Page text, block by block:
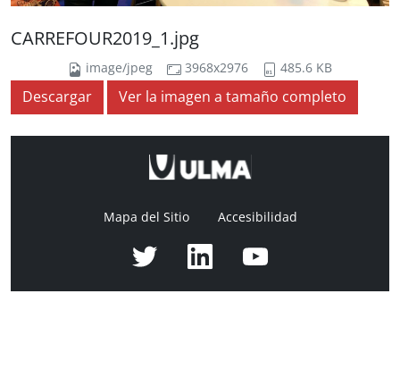
CARREFOUR2019_1.jpg
image/jpeg 3968x2976 485.6 KB
Descargar Ver la imagen a tamaño completo
Mapa del Sitio Accesibilidad